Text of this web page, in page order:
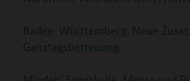
Baden-Württemberg: Neue
Ganztagsbetreuung